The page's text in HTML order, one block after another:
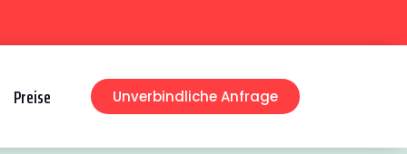
Preise Unverbindliche Anfrage